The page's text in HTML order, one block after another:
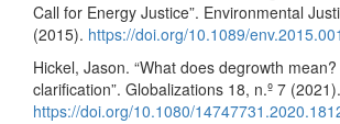
Call for Energy Justice”. Environmental
(2015). https://doi.org/10.1089/
Hickel, Jason. “What does degrowth
clarification”. Globalizations 18, n.º 7 (2021).
https://doi.org/10.1080/